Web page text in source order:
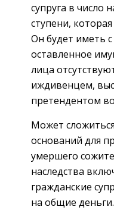
супруга в число
ступени,
Он будет иметь
оставленное
лица
иждивенцем,
претендентом
Может
оснований для
умершего
наследства
гражданские
на общие